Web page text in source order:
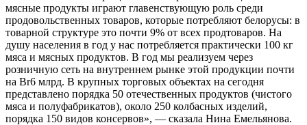
мясные продукты играют главенствующую роль среди
продовольственных товаров, которые потребляют белорусы: в
товарной структуре это почти 9% от всех продтоваров. На
душу населения в год у нас потребляется практически 100 кг
мяса и мясных продуктов. В год мы реализуем через
розничную сеть на внутреннем рынке этой продукции почти
на Br6 млрд. В крупных торговых объектах на сегодня
представлено порядка 50 отечественных продуктов (чистого
мяса и полуфабрикатов), около 250 колбасных изделий,
порядка 150 видов консервов», — сказала Нина Емельянова.